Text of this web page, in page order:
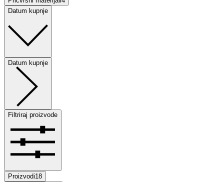
Datum kupnje
Datum kupnje
Filtriraj proizvode
Proizvodi18